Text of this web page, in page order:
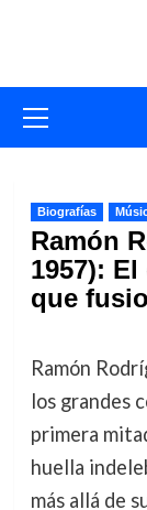
primario
Biografías
Ramón
1957):
que
Ramón
los grandes
primera
huella
más allá de